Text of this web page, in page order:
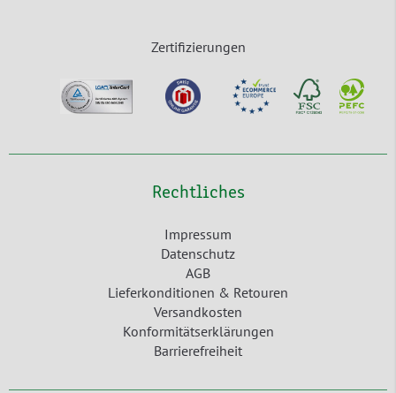
Zertifizierungen
Rechtliches
Impressum
Datenschutz
AGB
Lieferkonditionen & Retouren
Versandkosten
Konformitätserklärungen
Barrierefreiheit